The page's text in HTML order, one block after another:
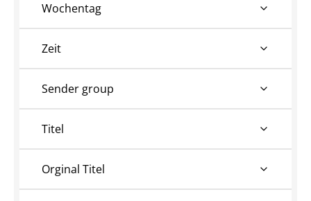
Wochentag
Zeit
Sender group
Titel
Orginal Titel